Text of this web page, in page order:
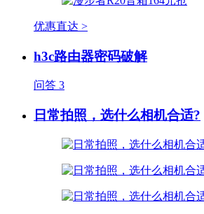
优惠直达 >
h3c路由器密码破解
问答 3
日常拍照，选什么相机合适?